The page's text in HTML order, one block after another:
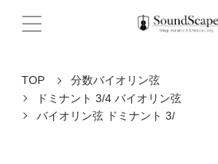
TOP
分数バイオリン弦
ドミナント 3/4 バイオリン弦
バイオリン弦 ドミナント 3/